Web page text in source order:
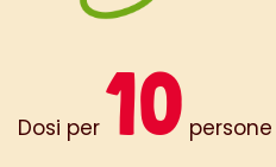
Dosi per 10 persone